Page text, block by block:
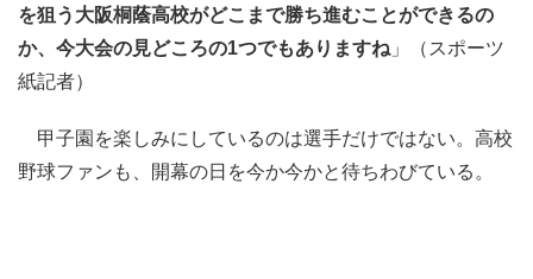
を狙う大阪桐蔭高校がどこまで勝ち進むことができるの
か、今大会の見どころの1つでもありますね」（スポーツ
紙記者）
甲子園を楽しみにしているのは選手だけではない。高校
野球ファンも、開幕の日を今か今かと待ちわびている。